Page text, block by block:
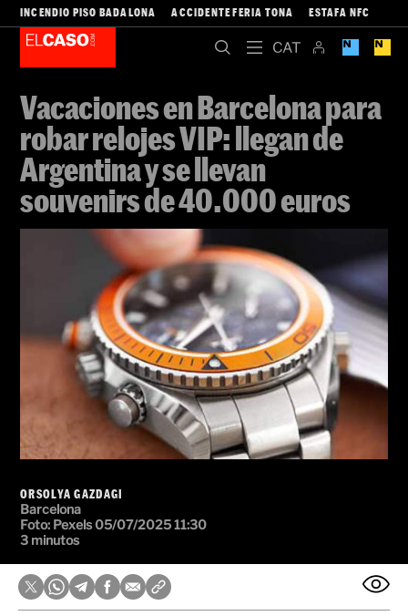
INCENDIO PISO BADALONA ACCIDENTE FERIA TONA ESTAFA NFC
Vacaciones en Barcelona para
robar relojes VIP: llegan de
Argentina y se llevan
souvenirs de 40.000 euros
ORSOLYA GAZDAGI
Barcelona
Foto: Pexels05/07/2025 11:30
3 minutos